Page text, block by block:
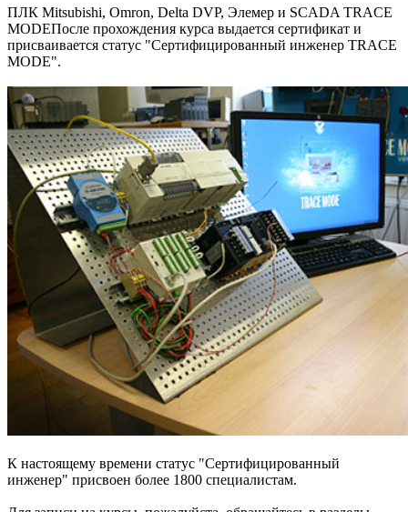
ПЛК Mitsubishi, Omron, Delta DVP, Элемер и SCADA TRACE
MODEПосле прохождения курса выдается сертификат и
присваивается статус "Сертифицированный инженер TRACE
MODE".
К настоящему времени статус "Сертифицированный
инженер" присвоен более 1800 специалистам.